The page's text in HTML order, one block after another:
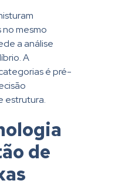
no mesmo
a análise
A
é pré-
estrutura.
de